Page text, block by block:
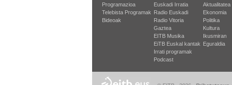
Programazioa
Telebista Programak
Bideoak
Euskadi Irratia
Radio Euskadi
Radio Vitoria
Gaztea
EITB Musika
EiTB Euskal kantak
Irrati programak
Podcast
Aktualitatea
Ekonomia
Politika
Kultura
Ikusmiran
Eguraldia